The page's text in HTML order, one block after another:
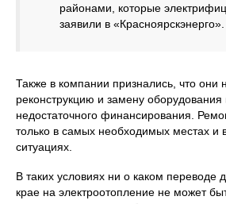
районами, которые
заявили в «Красноярскэнерго».
Также в компании признались, что они
реконструкцию и замену оборудования
недостаточного финансирования.
только в самых необходимых местах и
ситуациях.
В таких условиях ни о каком переводе
крае на электроотопление не может